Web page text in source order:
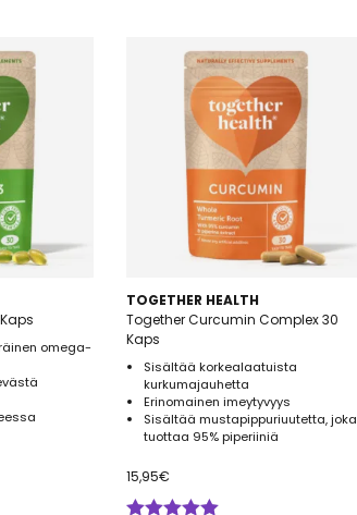
omega-
TOGETHER HEALTH
Together Curcumin Complex 30
Kaps
Sisältää korkealaatuista
kurkumajauhetta
Erinomainen imeytyvyys
Sisältää mustapippuriuutetta, joka
tuottaa 95% piperiiniä
15,95€